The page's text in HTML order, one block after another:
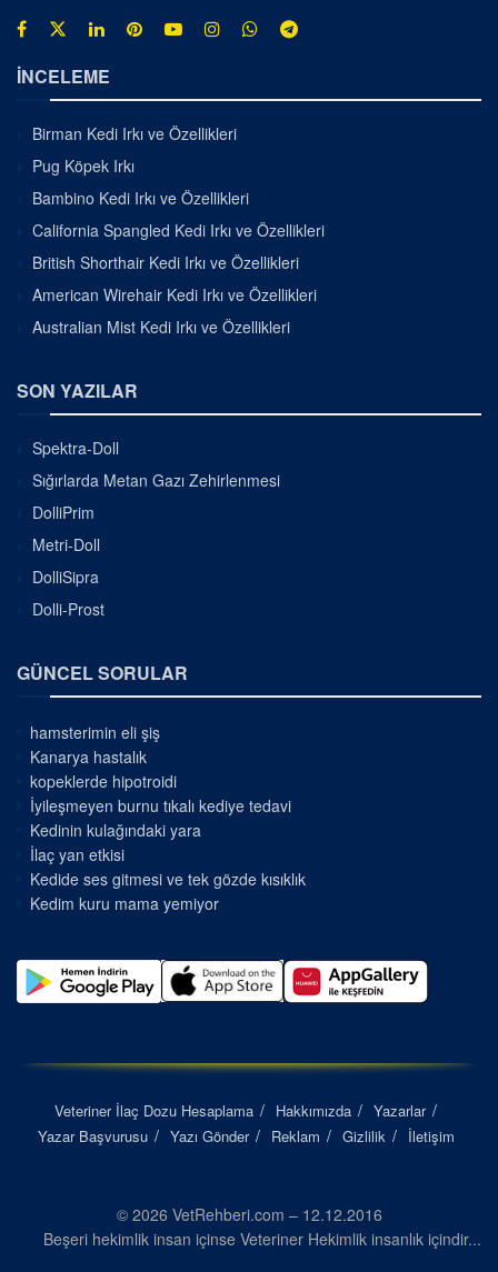
İNCELEME
Birman Kedi Irkı ve Özellikleri
Pug Köpek Irkı
Bambino Kedi Irkı ve Özellikleri
California Spangled Kedi Irkı ve Özellikleri
British Shorthair Kedi Irkı ve Özellikleri
American Wirehair Kedi Irkı ve Özellikleri
Australian Mist Kedi Irkı ve Özellikleri
SON YAZILAR
Spektra-Doll
Sığırlarda Metan Gazı Zehirlenmesi
DolliPrim
Metri-Doll
DolliSipra
Dolli-Prost
GÜNCEL SORULAR
hamsterimin eli şiş
Kanarya hastalık
kopeklerde hipotroidi
İyileşmeyen burnu tıkalı kediye tedavi
Kedinin kulağındaki yara
İlaç yan etkisi
Kedide ses gitmesi ve tek gözde kısıklık
Kedim kuru mama yemiyor
Veteriner İlaç Dozu Hesaplama Hakkımızda
Yazarlar
Yazar Başvurusu
Yazı Gönder Reklam Gizlilik İletişim
© 2026 VetRehberi.com – 12.12.2016
Beşeri hekimlik insan içinse Veteriner Hekimlik insanlık içindir...